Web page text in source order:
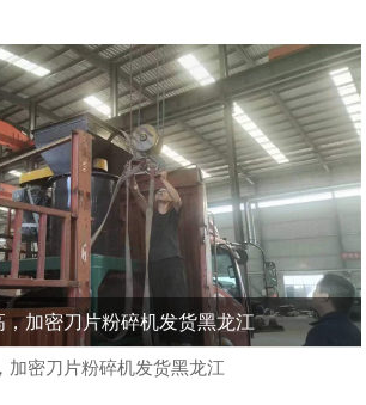
，加密刀片粉碎机发货黑龙江
加密刀片粉碎机发货黑龙江